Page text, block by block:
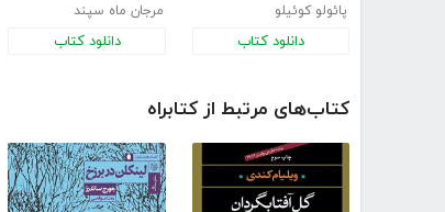
پائولو کوئیلو
دانلود کتاب
مرجان ماه سپند
دانلود کتاب
کتاب‌های مرتبط از کتابراه